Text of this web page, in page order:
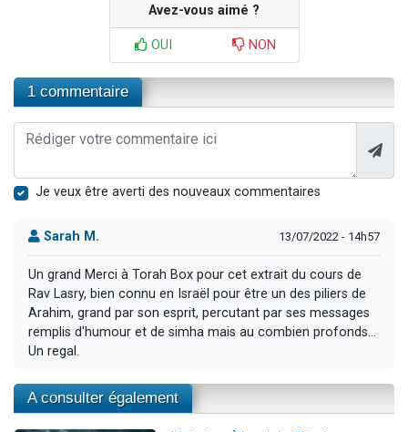
Avez-vous aimé ?
OUI NON
1 commentaire
Je veux être averti des nouveaux commentaires
Sarah M. 13/07/2022 - 14h57
Un grand Merci à Torah Box pour cet extrait du cours de
Rav Lasry, bien connu en Israël pour être un des piliers de
Arahim, grand par son esprit, percutant par ses messages
remplis d'humour et de simha mais au combien profonds...
Un regal.
A consulter également